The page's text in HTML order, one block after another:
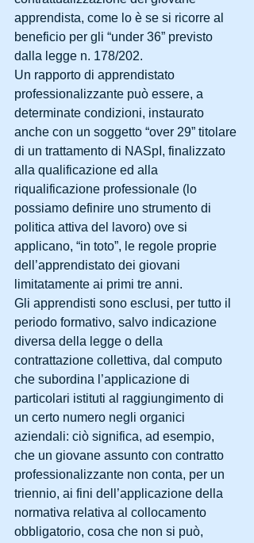
apprendista, come lo è se si ricorre al
beneficio per gli “under 36” previsto
dalla legge n. 178/202.
Un rapporto di apprendistato
professionalizzante può essere, a
determinate condizioni, instaurato
anche con un soggetto “over 29” titolare
di un trattamento di NASpI, finalizzato
alla qualificazione ed alla
riqualificazione professionale (lo
possiamo definire uno strumento di
politica attiva del lavoro) ove si
applicano, “in toto”, le regole proprie
dell’apprendistato dei giovani
limitatamente ai primi tre anni.
Gli apprendisti sono esclusi, per tutto il
periodo formativo, salvo indicazione
diversa della legge o della
contrattazione collettiva, dal computo
che subordina l’applicazione di
particolari istituti al raggiungimento di
un certo numero negli organici
aziendali: ciò significa, ad esempio,
che un giovane assunto con contratto
professionalizzante non conta, per un
triennio, ai fini dell’applicazione della
normativa relativa al collocamento
obbligatorio, cosa che non si può,